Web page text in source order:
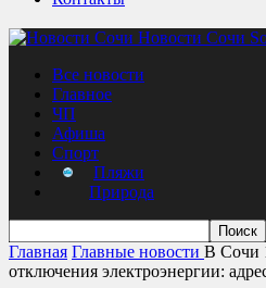
Новости Сочи
Все новости
Главное
ЧП
Афиша
Спорт
Пляжи
Природа
Главная Главные новости В Сочи
отключения электроэнергии: